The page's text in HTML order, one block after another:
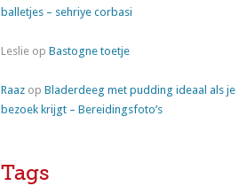
balletjes – sehriye corbasi
Leslie op Bastogne toetje
Raaz op Bladerdeeg met pudding ideaal als je
bezoek krijgt – Bereidingsfoto’s
Tags